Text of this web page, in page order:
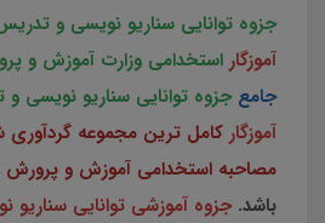
جزوه توانایی سناریو نویسی و
آموزگار استخدامی وزارت آموزش و
جامع جزوه توانایی سناریو نویسی
آموزگار کامل ترین مجموعه گردآوری
مصاحبه استخدامی آموزش و پرورش
باشد. جزوه آموزشی توانایی